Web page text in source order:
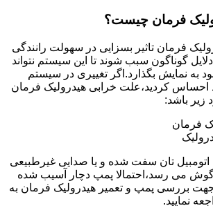
فرمان چیست؟
فرمان تاثیر بسزایی در سهولت رانندگی
گوناگون سبب شوند تا این سیستم نتواند
به نمایش بگذارد.اگر تغییری در سیستم
احساس کردید،علت خرابی هیدرولیک فرمان
زیر باشد:
فرمان
تان سفت شده و یا صدایی غیرطبیعی
گوش می رسد،احتمالا پمپ دچار آسیب شده
بررسی پمپ و تعمیر هیدرولیک فرمان به
نمایید.